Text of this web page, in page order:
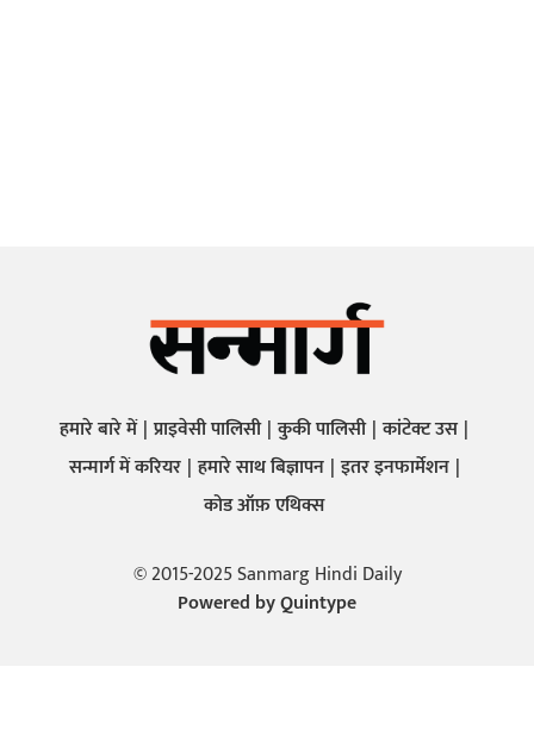
हमारे बारे में प्राइवेसी पालिसी कुकी पालिसी कांटेक्ट उस
सन्मार्ग में करियर हमारे साथ बिज्ञापन इतर इनफार्मेशन
कोड ऑफ़ एथिक्स
© 2015-2025 Sanmarg Hindi Daily
Powered byQuintype